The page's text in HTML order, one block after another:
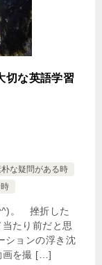
切な英語学習
な疑問がある時
。 挫折した
たり前だと思
ションの浮き沈
画を撮 […]